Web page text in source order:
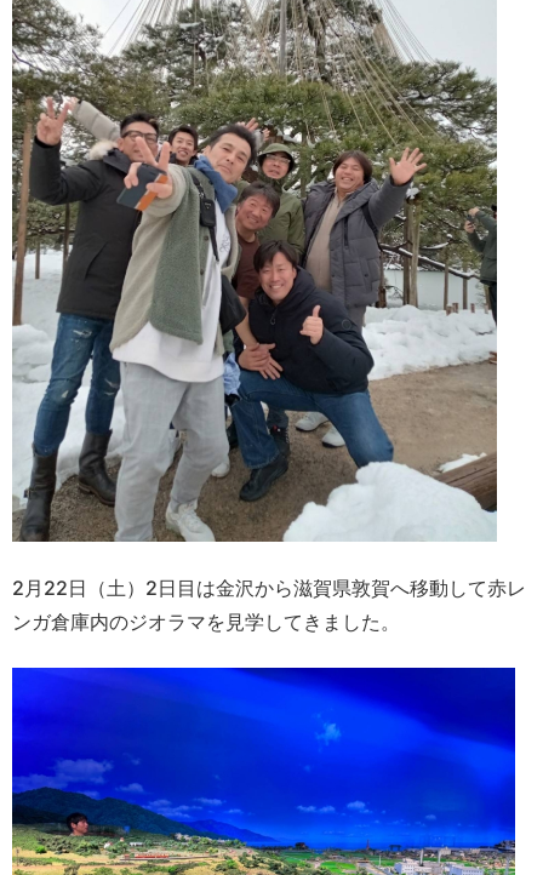
2月22日（土）2日目は金沢から滋賀県敦賀へ移動して赤レ
ンガ倉庫内のジオラマを見学してきました。